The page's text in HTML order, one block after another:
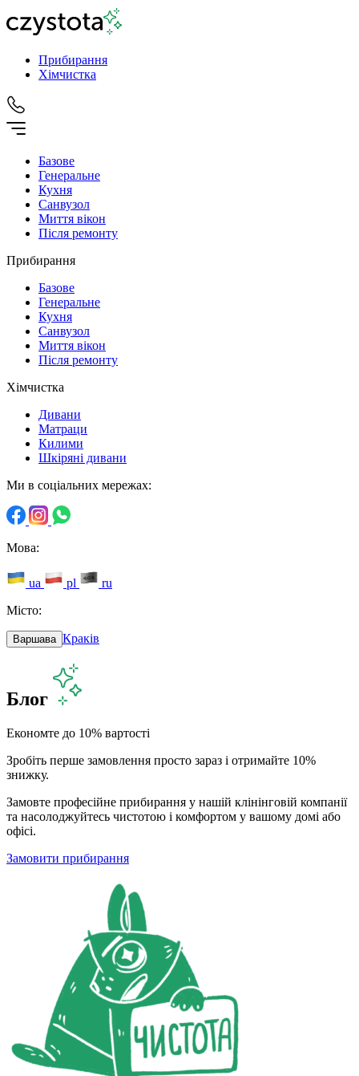
Прибирання
Хімчистка
Базове
Генеральне
Кухня
Санвузол
Миття вікон
Після ремонту
Прибирання
Базове
Генеральне
Кухня
Санвузол
Миття вікон
Після ремонту
Хімчистка
Дивани
Матраци
Килими
Шкіряні дивани
Ми в соціальних мережах:
Мова:
ua pl
ru
Місто:
Варшава Краків
Блог
Економте до 10% вартості
Зробіть перше замовлення просто зараз і отримайте 10%
знижку.
Замовте професійне прибирання у нашій клінінговій компанії
та насолоджуйтесь чистотою і комфортом у вашому домі або
офісі.
Замовити прибирання